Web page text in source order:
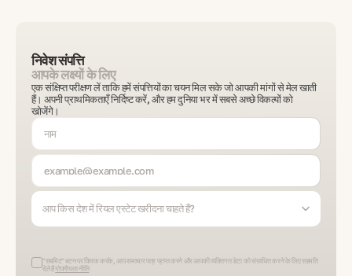
निवेश संपत्ति
आपके लक्ष्यों के लिए
एक संक्षिप्त परीक्षण लें ताकि हमें संपत्तियों का चयन मिल सके जो आपकी मांगों से मेल खाती
हैं। अपनी प्राथमिकताएँ निर्दिष्ट करें, और हम दुनिया भर में सबसे अच्छे विकल्पों को
खोजेंगे।
आप किस देश में रियल एस्टेट खरीदना चाहते हैं?
"सबमिट" बटन पर क्लिक करके, आप समाचार पत्र प्राप्त करने और आपकी व्यक्तिगत डेटा को संसाधित करने के लिए सहमति
देते हैं गोपनीयता नीति